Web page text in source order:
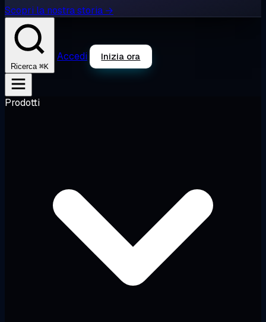
Scopri la nostra storia →
Ricerca ⌘K
Accedi Inizia ora
Prodotti